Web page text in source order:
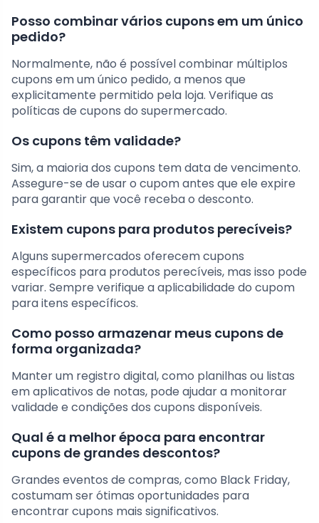
Posso combinar vários cupons em um único
pedido?
Normalmente, não é possível combinar múltiplos
cupons em um único pedido, a menos que
explicitamente permitido pela loja. Verifique as
políticas de cupons do supermercado.
Os cupons têm validade?
Sim, a maioria dos cupons tem data de vencimento.
Assegure-se de usar o cupom antes que ele expire
para garantir que você receba o desconto.
Existem cupons para produtos perecíveis?
Alguns supermercados oferecem cupons
específicos para produtos perecíveis, mas isso pode
variar. Sempre verifique a aplicabilidade do cupom
para itens específicos.
Como posso armazenar meus cupons de
forma organizada?
Manter um registro digital, como planilhas ou listas
em aplicativos de notas, pode ajudar a monitorar
validade e condições dos cupons disponíveis.
Qual é a melhor época para encontrar
cupons de grandes descontos?
Grandes eventos de compras, como Black Friday,
costumam ser ótimas oportunidades para
encontrar cupons mais significativos.